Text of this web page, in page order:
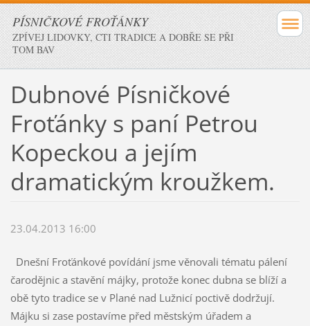
PÍSNIČKOVÉ FROŤÁNKY
ZPÍVEJ LIDOVKY, CTI TRADICE A DOBŘE SE PŘI
TOM BAV
Dubnové Písničkové
Froťánky s paní Petrou
Kopeckou a jejím
dramatickým kroužkem.
23.04.2013 16:00
Dnešní Froťánkové povídání jsme věnovali tématu pálení
čarodějnic a stavění májky, protože konec dubna se blíží a
obě tyto tradice se v Plané nad Lužnicí poctivě dodržují.
Májku si zase postavíme před městským úřadem a